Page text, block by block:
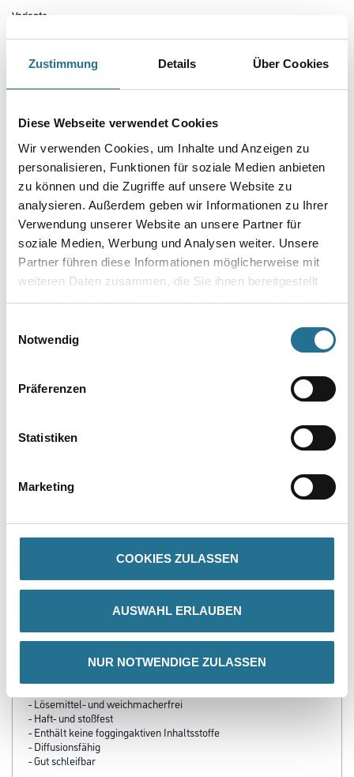
Zustimmung Details Über Cookies
Diese Webseite verwendet Cookies
Wir verwenden Cookies, um Inhalte und Anzeigen zu
personalisieren, Funktionen für soziale Medien anbieten
zu können und die Zugriffe auf unsere Website zu
analysieren. Außerdem geben wir Informationen zu Ihrer
Verwendung unserer Website an unsere Partner für
soziale Medien, Werbung und Analysen weiter. Unsere
Partner führen diese Informationen möglicherweise mit
weiteren Daten zusammen, die Sie ihnen bereitgestellt
haben oder die sie im Rahmen Ihrer Nutzung der Dienste
Notwendig
Präferenzen
Statistiken
Marketing
COOKIES ZULASSEN
AUSWAHL ERLAUBEN
NUR NOTWENDIGE ZULASSEN
Variante
Umrechnungsfaktoren
VIELLEICHT GEFÄLLT IHNEN AUCH...
Konservierungsmittelfrei
PRODUKTEIGENSCHAFTEN
- Lösemittel- und weichmacherfrei
- Haft- und stoßfest
- Enthält keine foggingaktiven Inhaltsstoffe
- Diffusionsfähig
- Gut schleifbar